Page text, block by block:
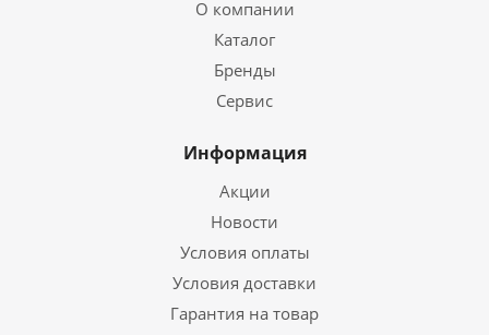
О компании
Каталог
Бренды
Сервис
Информация
Акции
Новости
Условия оплаты
Условия доставки
Гарантия на товар